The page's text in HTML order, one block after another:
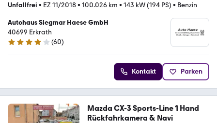
Unfallfrei • EZ 11/2018• 100.026 km • 143 kW (194 PS) • Benzin
Autohaus Siegmar Haese GmbH
40699 Erkrath
4.2 Sterne
(60)
Kontakt Parken
Mazda CX-3 Sports-Line 1 Hand
Rückfahrkamera & Navi